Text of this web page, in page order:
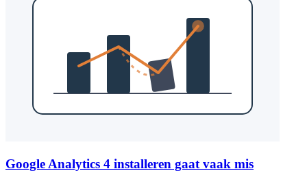
Google Analytics 4 installeren gaat vaak mis